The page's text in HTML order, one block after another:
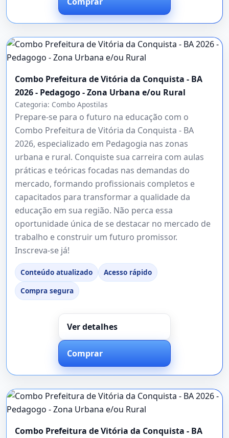
Combo Prefeitura de Vitória da Conquista - BA
2026 - Pedagogo - Zona Urbana e/ou Rural
Categoria: Combo Apostilas
Prepare-se para o futuro na educação com o
Combo Prefeitura de Vitória da Conquista - BA
2026, especializado em Pedagogia nas zonas
urbana e rural. Conquiste sua carreira com aulas
práticas e teóricas focadas nas demandas do
mercado, formando profissionais completos e
capacitados para transformar a qualidade da
educação em sua região. Não perca essa
oportunidade única de se destacar no mercado de
trabalho e construir um futuro promissor.
Inscreva-se já!
Conteúdo atualizado
Acesso rápido
Compra segura
Ver detalhes
Comprar
Combo Prefeitura de Vitória da Conquista - BA